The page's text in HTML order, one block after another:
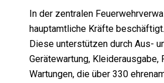
In der zentralen
hauptamtliche Kräfte beschäftigt.
Diese unterstützen durch Aus-
Gerätewartung, Kleiderausgabe,
Wartungen, die über 330